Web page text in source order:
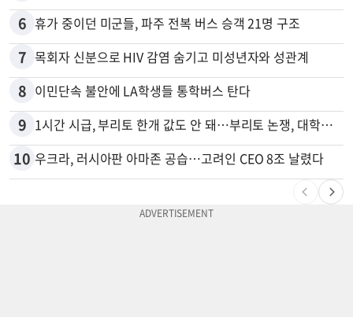
6 휴가 중이던 미군들, 파주 전복 버스 승객 21명 구조
7 목회자 신분으로 HIV 감염 숨기고 미성년자와 성관계
8 이민단속 불안에 LA학생들 통학버스 탄다
9 1시간 시급, 부리토 한개 값도 안 돼…부리토 논쟁, 대학생들 하소연
10 우크라, 러시아판 아마존 공습…고려인 CEO 8조 날렸다